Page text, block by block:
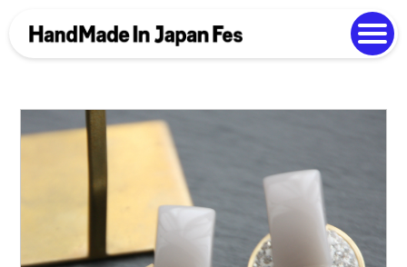
Photo Gallery
EN 中文